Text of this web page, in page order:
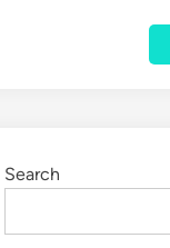
Search